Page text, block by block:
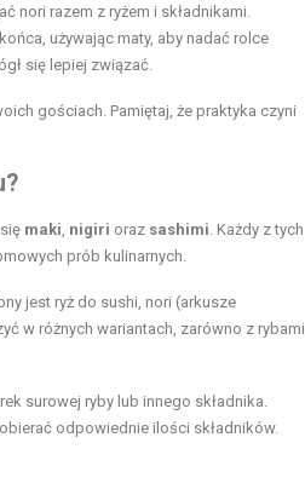
nori razem z ryżem i składnikami.
używając maty, aby nadać rolce
się lepiej związać.
gościach. Pamiętaj, że praktyka czyni
maki nigiri oraz sashimi . Każdy z tych
prób kulinarnych.
jest ryż do sushi, nori (arkusze
w różnych wariantach, zarówno z rybami,
surowej ryby lub innego składnika.
odpowiednie ilości składników.